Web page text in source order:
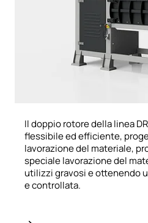
Il doppio rotore della linea
flessibile ed efficiente,
lavorazione del materiale,
speciale lavorazione del
utilizzi gravosi e ottenendo
e controllata.